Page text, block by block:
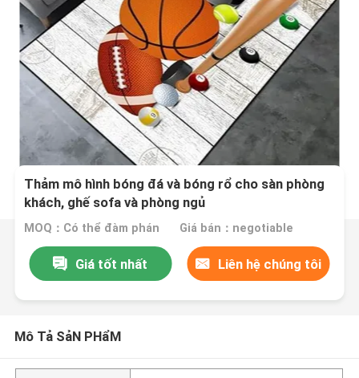
Thảm mô hình bóng đá và bóng rổ cho sàn phòng
khách, ghế sofa và phòng ngủ
MOQ：Có thể đàm phán Giá bán：negotiable
Giá tốt nhất Liên hệ chúng tôi
Mô Tả SảN PHẩM